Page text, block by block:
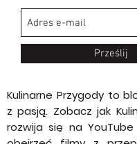
Bądź na
Kulinarne Przygody to
z pasją. Zobacz jak